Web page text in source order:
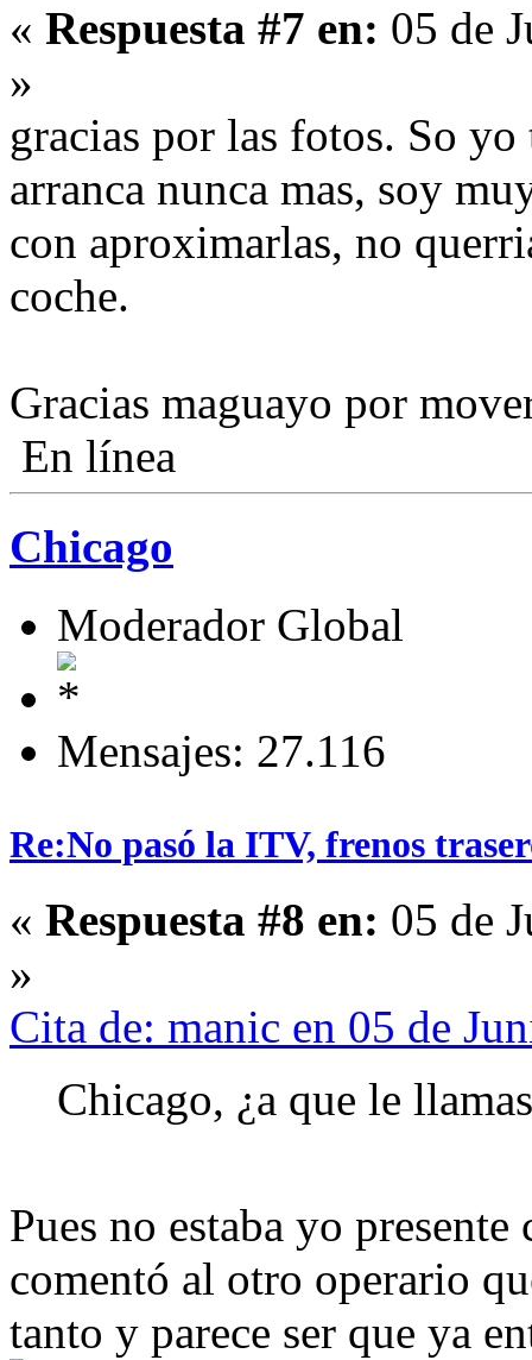
« Respuesta #7 en: 05 de
»
gracias por las fotos. So
arranca nunca mas, soy
con aproximarlas, no
coche.
Gracias maguayo por
En línea
Chicago
Moderador Global
Mensajes: 27.116
Re:No pasó la ITV, frenos
« Respuesta #8 en: 05 de
»
Cita de: manic en 05 de
Chicago, ¿a que le
Pues no estaba yo
comentó al otro operario
tanto y parece ser que ya